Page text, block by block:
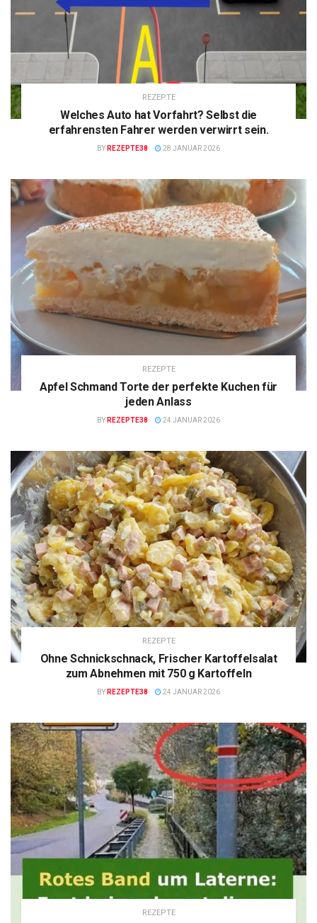
REZEPTE
Welches Auto hat Vorfahrt? Selbst die
erfahrensten Fahrer werden verwirrt sein.
BY REZEPTE38 28 JANUAR 2026
REZEPTE
Apfel Schmand Torte der perfekte Kuchen für
jeden Anlass
BY REZEPTE38 24 JANUAR 2026
REZEPTE
Ohne Schnickschnack, Frischer Kartoffelsalat
zum Abnehmen mit 750 g Kartoffeln
BY REZEPTE38 24 JANUAR 2026
REZEPTE